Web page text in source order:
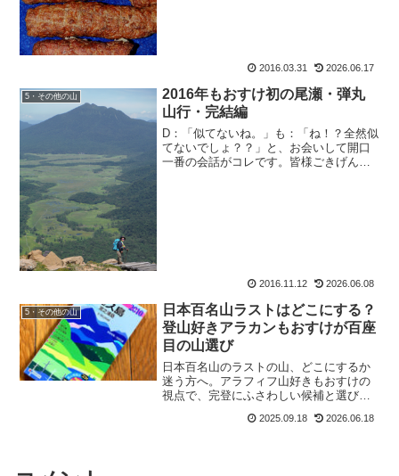
2016.03.31 2026.06.17
5・その他の山
2016年もおすけ初の尾瀬・弾丸
山行・完結編
D：「似てないね。」も：「ね！？全然似
てないでしょ？？」と、お会いして開口
一番の会話がコレです。皆様ごきげんよ
2016.11.12 2026.06.08
5・その他の山
日本百名山ラストはどこにする？
登山好きアラカンもおすけが百座
目の山選び
日本百名山のラストの山、どこにするか
迷う方へ。アラフィフ山好きもおすけの
視点で、完登にふさわしい候補と選び方
2025.09.18 2026.06.18